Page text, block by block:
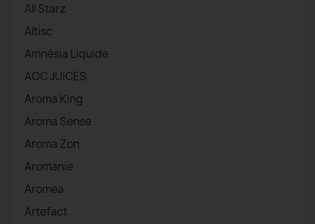
All Starz
Altisc
Amnésia Liquide
AOC JUICES
Aroma King
Aroma Sense
Aroma Zon
Aromanie
Aromea
Artefact